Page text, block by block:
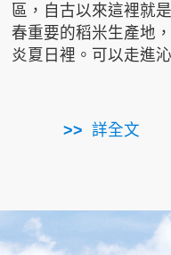
區，自古以來這裡就
春重要的稻米生產地
炎夏日裡。可以走進
詳全文